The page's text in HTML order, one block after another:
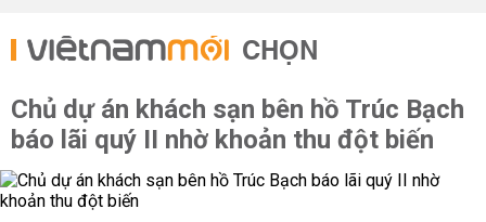
CHỌN
Chủ dự án khách sạn bên hồ Trúc Bạch
báo lãi quý II nhờ khoản thu đột biến